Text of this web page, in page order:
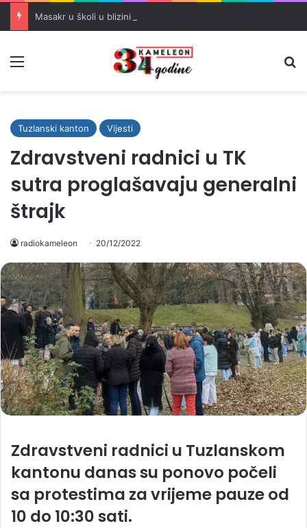
Tuzlanski kanton Vijesti
Zdravstveni radnici u TK
sutra proglašavaju generalni
štrajk
radiokameleon 20/12/2022
Zdravstveni radnici u Tuzlanskom
kantonu danas su ponovo počeli
sa protestima za vrijeme pauze od
10 do 10:30 sati.